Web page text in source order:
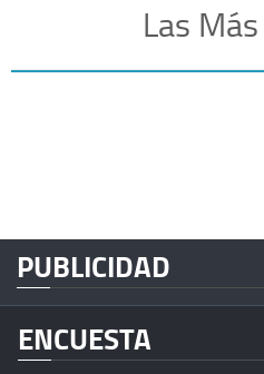
Las
PUBLICIDAD
ENCUESTA